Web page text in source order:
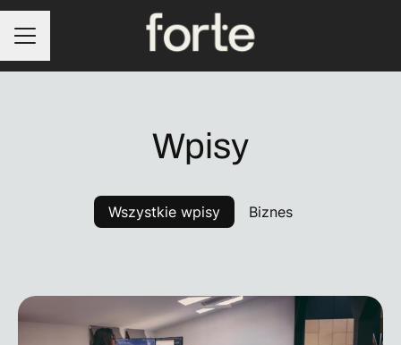
Menu kariery
Wpisy
Wszystkie wpisy Biznes